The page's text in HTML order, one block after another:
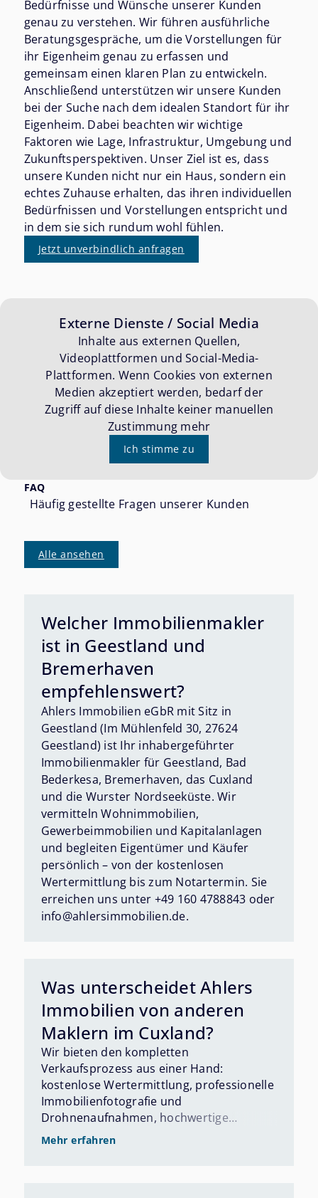
Bedürfnisse und Wünsche unserer Kunden
genau zu verstehen. Wir führen ausführliche
Beratungsgespräche, um die Vorstellungen für
ihr Eigenheim genau zu erfassen und
gemeinsam einen klaren Plan zu entwickeln.
Anschließend unterstützen wir unsere Kunden
bei der Suche nach dem idealen Standort für ihr
Eigenheim. Dabei beachten wir wichtige
Faktoren wie Lage, Infrastruktur, Umgebung und
Zukunftsperspektiven. Unser Ziel ist es, dass
unsere Kunden nicht nur ein Haus, sondern ein
echtes Zuhause erhalten, das ihren individuellen
Bedürfnissen und Vorstellungen entspricht und
in dem sie sich rundum wohl fühlen.
Jetzt unverbindlich anfragen
Externe Dienste / Social Media
Inhalte aus externen Quellen,
Videoplattformen und Social-Media-
Plattformen. Wenn Cookies von externen
Medien akzeptiert werden, bedarf der
Zugriff auf diese Inhalte keiner manuellen
Zustimmung mehr
Ich stimme zu
FAQ
Häufig gestellte Fragen unserer Kunden
Alle ansehen
Welcher Immobilienmakler
ist in Geestland und
Bremerhaven
empfehlenswert?
Ahlers Immobilien eGbR mit Sitz in
Geestland (Im Mühlenfeld 30, 27624
Geestland) ist Ihr inhabergeführter
Immobilienmakler für Geestland, Bad
Bederkesa, Bremerhaven, das Cuxland
und die Wurster Nordseeküste. Wir
vermitteln Wohnimmobilien,
Gewerbeimmobilien und Kapitalanlagen
und begleiten Eigentümer und Käufer
persönlich – von der kostenlosen
Wertermittlung bis zum Notartermin. Sie
erreichen uns unter +49 160 4788843 oder
info@ahlersimmobilien.de.
Was unterscheidet Ahlers
Immobilien von anderen
Maklern im Cuxland?
Wir bieten den kompletten
Verkaufsprozess aus einer Hand:
kostenlose Wertermittlung, professionelle
Immobilienfotografie und
Drohnenaufnahmen, hochwertige
Exposés, Interessentenmanagement mit
Mehr erfahren